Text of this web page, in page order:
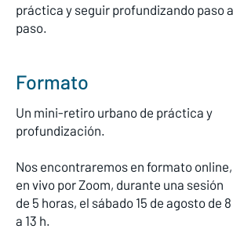
práctica y seguir profundizando paso a
paso.
Formato
Un mini-retiro urbano de práctica y
profundización.
Nos encontraremos en formato online,
en vivo por Zoom, durante una sesión
de 5 horas, el sábado 15 de agosto de 8
a 13 h.